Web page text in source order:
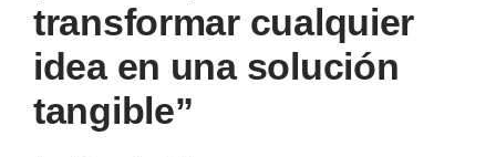
transformar cualquier
idea en una solución
tangible”